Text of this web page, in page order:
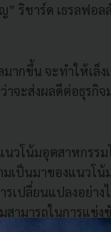
ริชาร์ด เธรลฟอล
ากขึ้น จะทำให้เล็ง
จะส่งผลดีต่อธุรกิจ
วโน้มอุตสาหกรรม
มเป็นมาของแนวโ
รเปลี่ยนแปลงอย่า
สามารถในการแข่